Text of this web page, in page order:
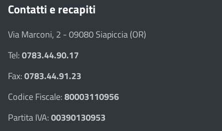
Contatti e recapiti
Via Marconi, 2 - 09080 Siapiccia (OR)
Tel:0783.44.90.17
Fax:0783.44.91.23
Codice Fiscale:80003110956
Partita IVA:00390130953